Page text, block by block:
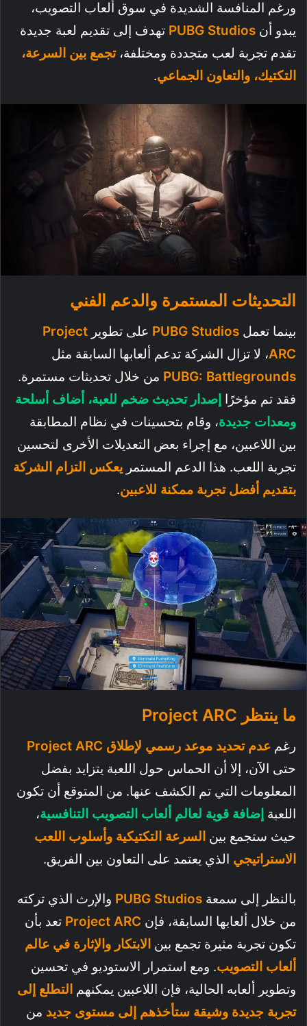
ورغم المنافسة الشديدة في سوق ألعاب التصويب،
يبدو أن PUBG Studios تهدف إلى تقديم لعبة جديدة
تقدم تجربة لعب متجددة ومختلفة،تجمع بين السرعة،
التكتيك، والتعاون الجماعي.
التحديثات المستمرة والدعم الفني
بينما تعمل PUBG Studios على تطوير Project
ARC، لا تزال الشركة تدعم ألعابها السابقة مثل
PUBG: Battlegrounds من خلال تحديثات مستمرة.
فقد تم مؤخرًا إصدار تحديث ضخم للعبة، أضاف أسلحة
ومعدات جديدة، وقام بتحسينات في نظام المطابقة
بين اللاعبين، مع إجراء بعض التعديلات الأخرى لتحسين
تجربة اللعب. هذا الدعم المستمر يعكس التزام الشركة
بتقديم أفضل تجربة ممكنة للاعبين.
ما ينتظر Project ARC
رغم عدم تحديد موعد رسمي لإطلاق Project ARC
حتى الآن، إلا أن الحماس حول اللعبة يتزايد بفضل
المعلومات التي تم الكشف عنها. من المتوقع أن تكون
اللعبة إضافة قوية لعالم ألعاب التصويب التنافسية،
حيث ستجمع بين السرعة التكتيكية وأسلوب اللعب
الاستراتيجي الذي يعتمد على التعاون بين الفريق.
بالنظر إلى سمعة PUBG Studios والإرث الذي تركته
من خلال ألعابها السابقة، فإن Project ARC تعد بأن
تكون تجربة مثيرة تجمع بين الابتكار والإثارة في عالم
ألعاب التصويب. ومع استمرار الاستوديو في تحسين
وتطوير ألعابه الحالية، فإن اللاعبين يمكنهم التطلع إلى
تجربة جديدة وشيقة ستأخذهم إلى مستوى جديد من